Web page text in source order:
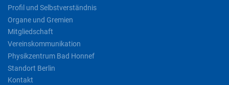
Profil und Selbstverständnis
Organe und Gremien
Mitgliedschaft
Vereinskommunikation
Physikzentrum Bad Honnef
Standort Berlin
Kontakt